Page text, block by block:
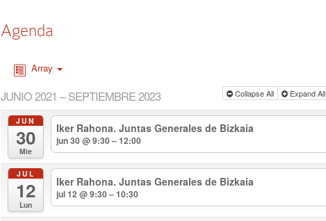
Agenda
Array
JUNIO 2021 – SEPTIEMBRE 2023 Collapse All Expand All
JUN
30
Mie
Iker Rahona. Juntas Generales de Bizkaia
jun 30 @ 9:30 – 12:00
JUL
12
Lun
Iker Rahona. Juntas Generales de Bizkaia
jul 12 @ 9:30 – 10:30